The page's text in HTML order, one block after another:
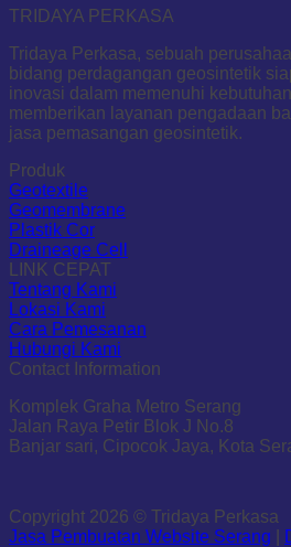
TRIDAYA PERKASA
Tridaya Perkasa, sebuah
bidang perdagangan geosintetik
inovasi dalam memenuhi
memberikan layanan pengadaan
jasa pemasangan geosintetik.
Produk
Geotextile
Geomembrane
Plastik Cor
Draineage Cell
LINK CEPAT
Tentang Kami
Lokasi Kami
Cara Pemesanan
Hubungi Kami
Contact Information
Komplek Graha Metro Serang
Jalan Raya Petir Blok J No.8
Banjar sari, Cipocok Jaya, Kota
Copyright 2026 © Tridaya Perkasa
Jasa Pembuatan Website Serang